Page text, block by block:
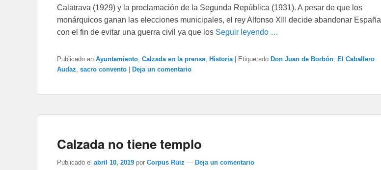
Calatrava (1929) y la proclamación de la Segunda República (1931). A pesar de que los
monárquicos ganan las elecciones municipales, el rey Alfonso XIII decide abandonar España
con el fin de evitar una guerra civil ya que los Seguir leyendo …
Publicado en Ayuntamiento Calzada en la prensa Historia Etiquetado Don Juan de Borbón
El Caballero
Audaz sacro convento Deja un comentario
Calzada no tiene templo
Publicado el abril 10, 2019 por Corpus Ruiz — Deja un comentario